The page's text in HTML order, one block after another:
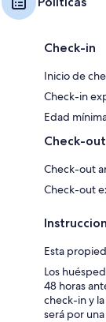
Check-in
Inicio de
Check-in
Edad
Check-out
Check-out
Check-out
Esta
Los
48 horas
check-in y
será por